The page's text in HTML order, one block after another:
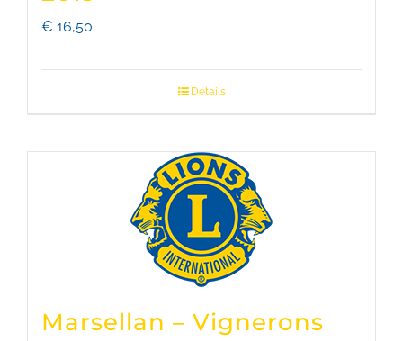
€ 16,50
Details
Marsellan – Vignerons